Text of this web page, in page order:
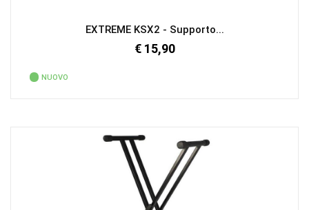
EXTREME KSX2 - Supporto...
€ 15,90
NUOVO